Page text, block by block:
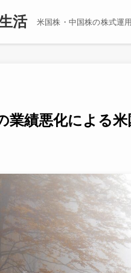
活 米国株・中国株の株式運
業績悪化による